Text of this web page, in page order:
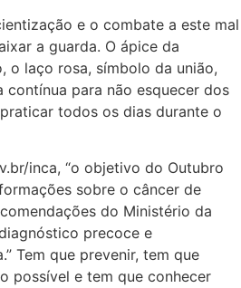
e o combate a este mal
a guarda. O ápice da
o laço rosa, símbolo da união,
contínua para não esquecer dos
todos os dias durante o
inca, “o objetivo do Outubro
sobre o câncer de
do Ministério da
precoce e
Tem que prevenir, tem que
possível e tem que conhecer